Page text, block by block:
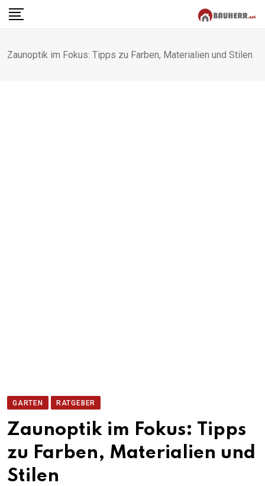
Skip
Zaunoptik im Fokus: Tipps zu Farben, Materialien und Stilen
GARTEN RATGEBER
Zaunoptik im Fokus: Tipps
zu Farben, Materialien und
Stilen